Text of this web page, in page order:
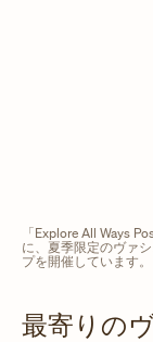
「Explore All Ways
に、夏季限定のヴァ
プを開催しています。
最寄りの